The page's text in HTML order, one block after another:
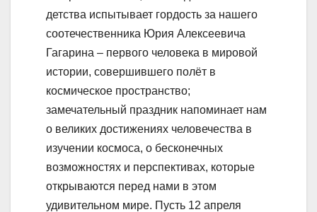
детства испытывает гордость за нашего
соотечественника Юрия Алексеевича
Гагарина – первого человека в мировой
истории, совершившего полёт в
космическое пространство;
замечательный праздник напоминает нам
о великих достижениях человечества в
изучении космоса, о бесконечных
возможностях и перспективах, которые
открываются перед нами в этом
удивительном мире. Пусть 12 апреля